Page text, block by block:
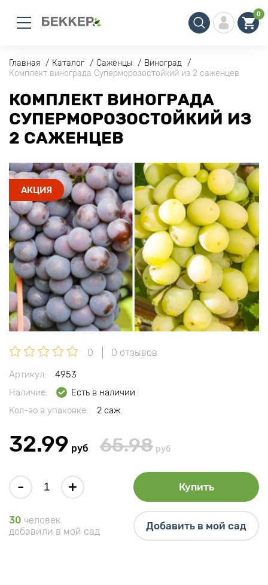
0
Главная Каталог Саженцы
Виноград
Комплект винограда Суперморозостойкий из 2 саженцев
КОМПЛЕКТ ВИНОГРАДА
СУПЕРМОРОЗОСТОЙКИЙ ИЗ
2 САЖЕНЦЕВ
АКЦИЯ
0 0 отзывов
Артикул:
4953
Наличие:
Есть в наличии
Кол-во в упаковке:
2 саж.
32.99 руб 65.98 руб
- + Купить
30 человек
добавили в мой сад
Добавить в мой сад